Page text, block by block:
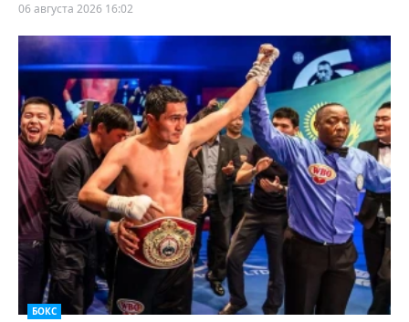
06 августа 2026 16:02
БОКС